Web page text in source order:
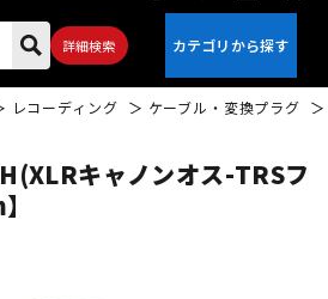
詳細検索
レコーディング ケーブル・変換プラグ
キャノンオス-TRSフ